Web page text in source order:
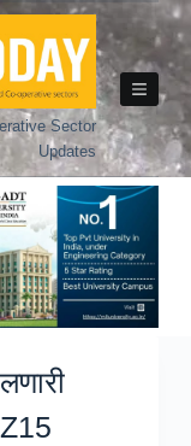
Sector
Updates